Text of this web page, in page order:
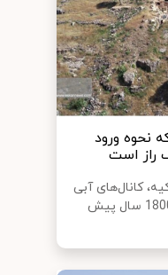
که نحوه ورود
راز است
کانال‌های آبی
وجود دارد که مربوط به 1800 سال پیش